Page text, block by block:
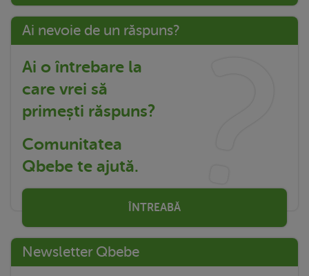
Ai nevoie de un răspuns?
Ai o întrebare la
care vrei să
primești răspuns?
Comunitatea
Qbebe te ajută.
ÎNTREABĂ
Newsletter Qbebe